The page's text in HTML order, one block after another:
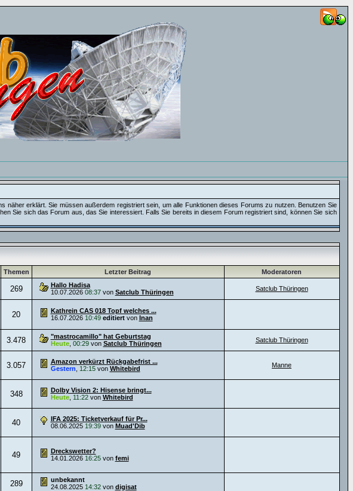
näher erklärt. Sie müssen außerdem registriert sein, um alle Funktionen dieses Forums zu nutzen. Benutzen Sie
Sie sich das Forum aus, das Sie interessiert. Falls Sie bereits in diesem Forum registriert sind, können Sie sich
Themen Letzter Beitrag Moderatoren
269
Hallo Hadisa
10.07.2026 08:37von Satclub Thüringen Satclub Thüringen
20
Kathrein CAS 018 Topf welches ...
16.07.2026 10:49 editiertvon Inan
3.478
"mastrocamillo" hat Geburtstag
Heute, 00:29von Satclub Thüringen Satclub Thüringen
3.057
Amazon verkürzt Rückgabefrist ...
Gestern
12:15von Whitebird Manne
348
Dolby Vision 2: Hisense bringt...
Heute, 11:22von Whitebird
40
IFA 2025: Ticketverkauf für Pr...
08.06.2025 19:39von Muad'Dib
49
Dreckswetter?
14.01.2026 16:25von femi
289
unbekannt
24.08.2025 14:32von digisat